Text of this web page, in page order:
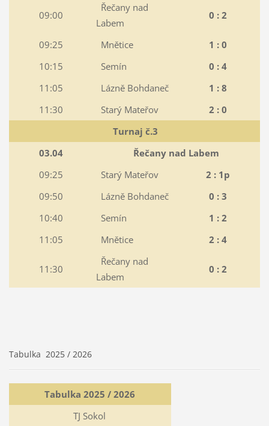
09:00
Řečany nad
Labem
0 : 2
09:25 Mnětice
1 : 0
10:15
Semín
0 : 4
11:05
Lázně Bohdaneč
1 : 8
11:30
Starý Mateřov
2 : 0
Turnaj č.3
03.04
Řečany nad Labem
09:25
Starý Mateřov
2 : 1p
09:50
Lázně Bohdaneč
0 : 3
10:40
Semín
1 : 2
11:05
Mnětice 2 : 4
11:30
Řečany nad
Labem
0 : 2
Tabulka 2025 / 2026
Tabulka 2025 / 2026
TJ Sokol